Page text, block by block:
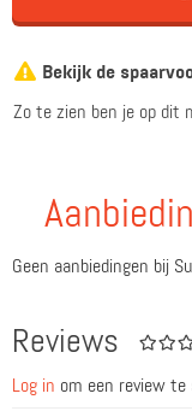
Bekijk de
Zo te zien ben je op dit
Geen aanbiedingen bij
Reviews
Log in om een review te